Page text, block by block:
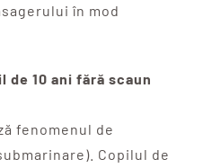
în mod
de 10 ani fără scaun
fenomenul de
Copilul de